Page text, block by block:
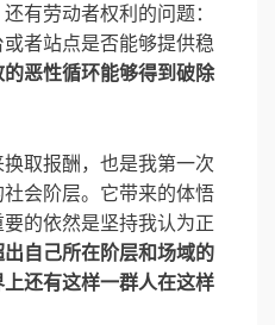
有劳动者权利的问题：
者站点是否能够提供稳
恶性循环能够得到破除
取报酬，也是我第一次
会阶层。它带来的体悟
的依然是坚持我认为正
自己所在阶层和场域的
还有这样一群人在这样